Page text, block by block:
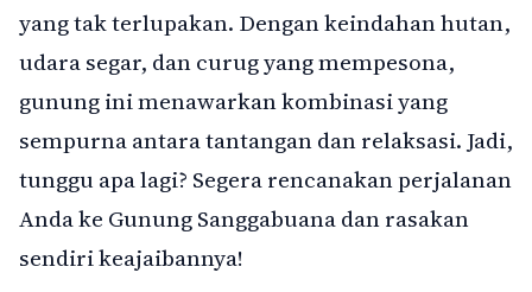
yang tak terlupakan. Dengan keindahan hutan,
udara segar, dan curug yang mempesona,
gunung ini menawarkan kombinasi yang
sempurna antara tantangan dan relaksasi. Jadi,
tunggu apa lagi? Segera rencanakan perjalanan
Anda ke Gunung Sanggabuana dan rasakan
sendiri keajaibannya!